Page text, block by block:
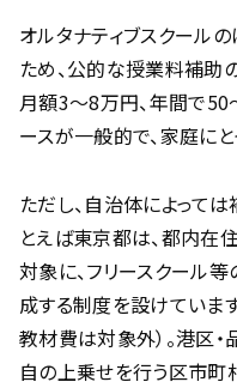
オルタナティブスクール
ため、公的な授業料補助
月額3〜8万円、年間で
ースが一般的で、家庭に
ただし、自治体によって
とえば東京都は、都内在
対象に、フリースクール
成する制度を設けていま
教材費は対象外）。港区
自の上乗せを行う区市町